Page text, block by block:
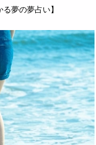
る夢の夢占い】